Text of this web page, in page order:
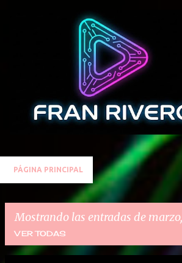
Ir al contenido
PÁGINA PRINCIPAL
Mostrando las entradas de
VER TODAS